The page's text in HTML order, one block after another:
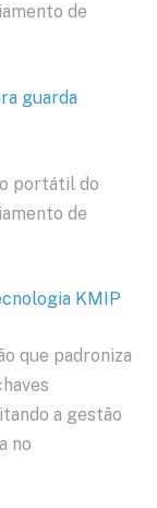
de
guarda
portátil do
de
KMIP
que padroniza
a gestão
no